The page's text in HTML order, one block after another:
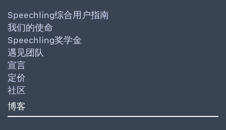
Speechling综合用户指南
我们的使命
Speechling奖学金
遇见团队
宣言
定价
社区
博客